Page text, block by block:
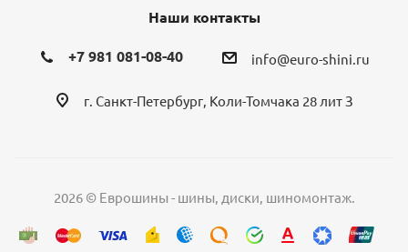
Наши контакты
+7 981 081-08-40 info@euro-shini.ru
г. Санкт-Петербург, Коли-Томчака 28 лит З
2026 © Еврошины - шины, диски, шиномонтаж.